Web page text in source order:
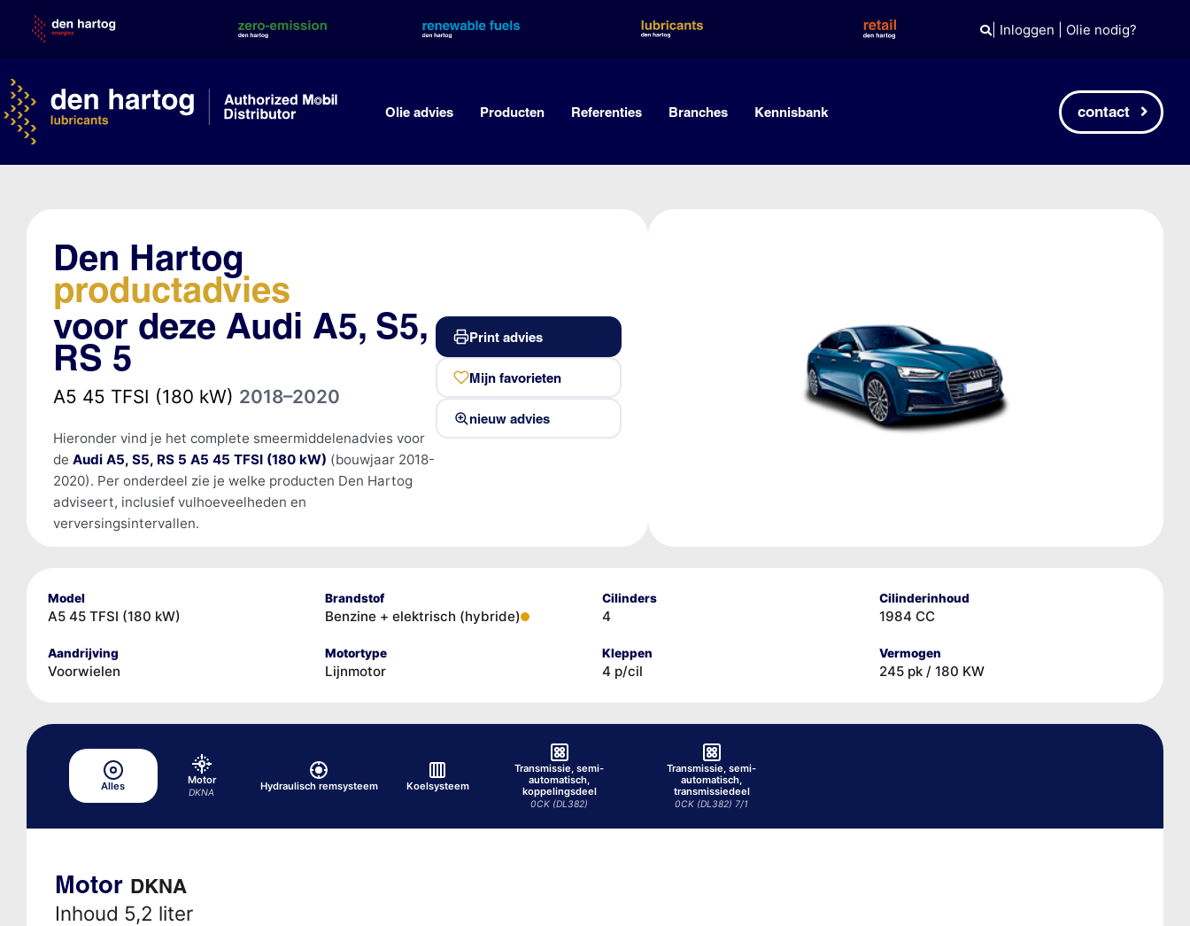
content
| Inloggen Olie nodig?
Olie advies Producten Referenties Branches Kennisbank contact
Den Hartog
productadvies
voor deze Audi A5, S5,
RS 5
A5 45 TFSI (180 kW) 2018–2020
Hieronder vind je het complete smeermiddelenadvies voor
de Audi A5, S5, RS 5 A5 45 TFSI (180 kW) (bouwjaar 2018-
2020). Per onderdeel zie je welke producten Den Hartog
adviseert, inclusief vulhoeveelheden en
verversingsintervallen.
Print advies
Mijn favorieten
nieuw advies
Model
A5 45 TFSI (180 kW)
Brandstof
Benzine + elektrisch (hybride)
Cilinders
4
Cilinderinhoud
1984 CC
Aandrijving
Voorwielen
Motortype
Lijnmotor
Kleppen
4 p/cil
Vermogen
245 pk / 180 KW
Alles
Motor
DKNA Hydraulisch remsysteem Koelsysteem
Transmissie, semi-
automatisch,
koppelingsdeel
0CK (DL382)
Transmissie, semi-
automatisch,
transmissiedeel
0CK (DL382) 7/1
Motor DKNA
Inhoud 5,2 liter